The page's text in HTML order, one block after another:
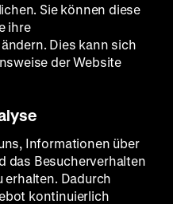
Krieg
1944
D 1924, P: Werbefilm
Hans
Der Weg zum freien
Epoche, Wolfgang
Genehmigung
AG Ludwigsburg
Sie können diese
ihre
Dies kann sich
der Website
Informationen über
das Besucherverhalten
erhalten. Dadurch
kontinuierlich